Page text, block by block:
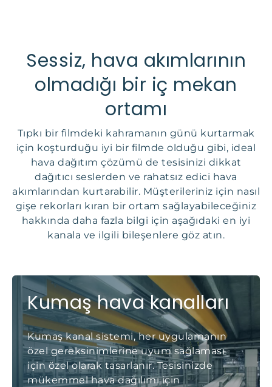
Sessiz, hava akımlarının
olmadığı bir iç mekan
ortamı
Tıpkı bir filmdeki kahramanın günü kurtarmak
için koşturduğu iyi bir filmde olduğu gibi, ideal
hava dağıtım çözümü de tesisinizi dikkat
dağıtıcı seslerden ve rahatsız edici hava
akımlarından kurtarabilir. Müşterileriniz için nasıl
gişe rekorları kıran bir ortam sağlayabileceğiniz
hakkında daha fazla bilgi için aşağıdaki en iyi
kanala ve ilgili bileşenlere göz atın.
Kumaş hava kanalları
Kumaş kanal sistemi, her uygulamanın
özel gereksinimlerine uyum sağlaması
için özel olarak tasarlanır. Tesisinizde
mükemmel hava dağılımı için